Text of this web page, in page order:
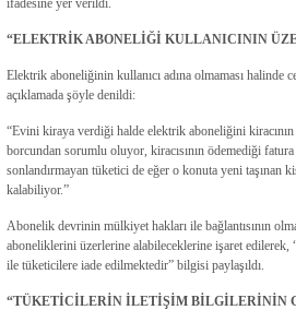
ifadesine yer verildi.
“ELEKTRİK ABONELİĞİ KULLANICININ
Elektrik aboneliğinin kullanıcı adına olmaması halinde
açıklamada şöyle denildi:
“Evini kiraya verdiği halde elektrik aboneliğini
borcundan sorumlu oluyor, kiracısının ödemediği
sonlandırmayan tüketici de eğer o konuta yeni taşınan
kalabiliyor.”
Abonelik devrinin mülkiyet hakları ile bağlantısının
aboneliklerini üzerlerine alabileceklerine işaret
ile tüketicilere iade edilmektedir” bilgisi paylaşıldı.
“TÜKETİCİLERİN İLETİŞİM BİLGİLERİNİN